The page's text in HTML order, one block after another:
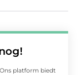
platform biedt